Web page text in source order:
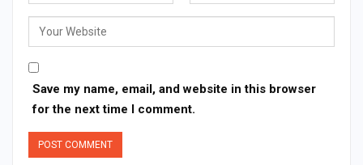
Save my name, email, and website in this browser
for the next time I comment.